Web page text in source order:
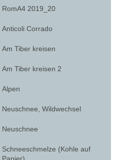
RomA4 2019_20
Anticoli Corrado
Am Tiber kreisen
Am Tiber kreisen 2
Alpen
Neuschnee, Wildwechsel
Neuschnee
Schneeschmelze (Kohle auf